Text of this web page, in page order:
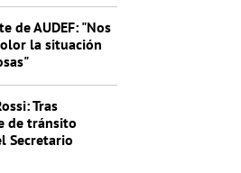
de AUDEF: "Nos
la situación
Tras
de tránsito
Secretario